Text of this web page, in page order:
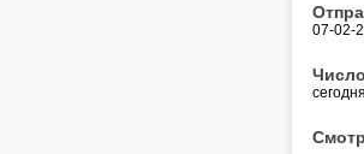
07-02-